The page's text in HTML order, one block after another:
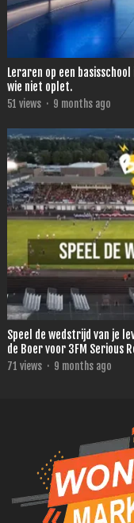
Leraren op een
wie niet oplet.
51 views · 9 months ago
Speel de wedstrijd van je
de Boer voor 3FM Serious
71 views · 9 months ago